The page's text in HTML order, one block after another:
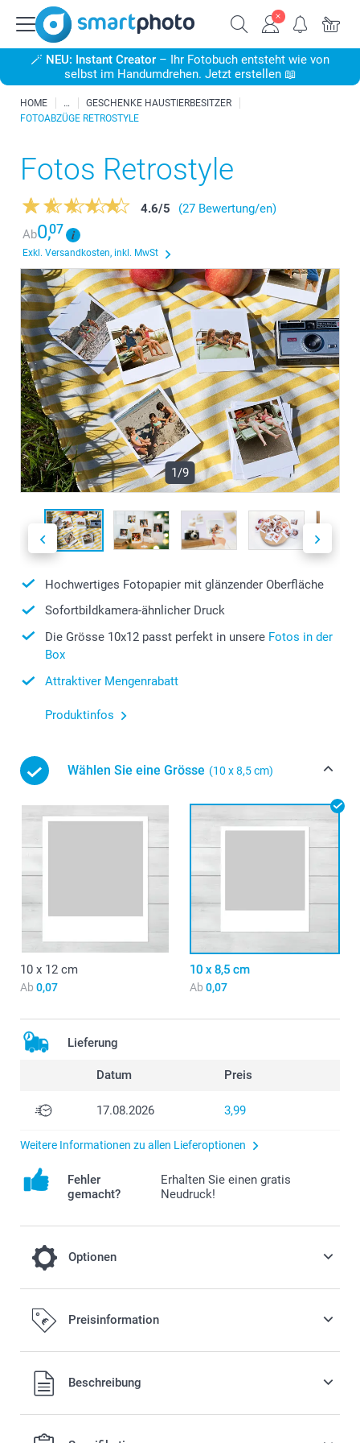
🪄 NEU: Instant Creator – Ihr Fotobuch entsteht wie von
selbst im Handumdrehen. Jetzt erstellen 📖
HOME
GESCHENKE HAUSTIERBESITZER
FOTOABZÜGE RETROSTYLE
Fotos Retrostyle
4.6/5
(27 Bewertung/en)
Ab0,07
Exkl. Versandkosten, inkl. MwSt
1/9
Hochwertiges Fotopapier mit glänzender Oberfläche
Sofortbildkamera-ähnlicher Druck
Die Grösse 10x12 passt perfekt in unsere Fotos in der
Box
Attraktiver Mengenrabatt
Produktinfos
Wählen Sie eine Grösse (10 x 8,5 cm)
10 x 12 cm
Ab 0,07
10 x 8,5 cm
Ab 0,07
Lieferung
Datum Preis
17.08.2026 3,99
Weitere Informationen zu allen Lieferoptionen
Fehler
gemacht?
Erhalten Sie einen gratis
Neudruck!
Optionen
Farbeffekt
Gratis
Schwarz-Weiß
Preisinformation
Alle Preise verstehen sich in EURO (€) inkl. MwSt. und zzgl.
Beschreibung